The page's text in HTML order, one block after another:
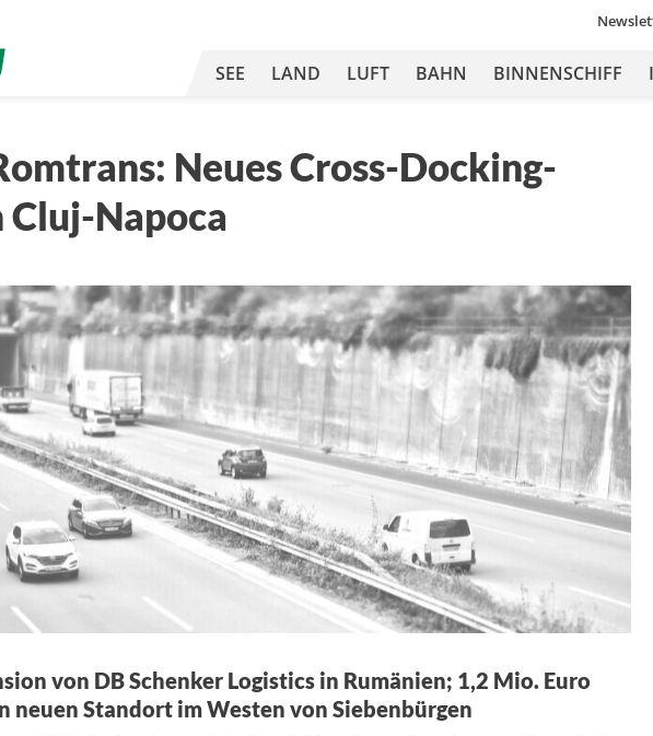
SEE LAND LUFT BAHN BINNENSCHIFF
Neues Cross-Docking-
Napoca
von DB Schenker Logistics in Rumänien; 1,2 Mio. Euro
neuen Standort im Westen von Siebenbürgen